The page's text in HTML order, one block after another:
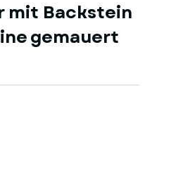
mit Backstein
gemauert